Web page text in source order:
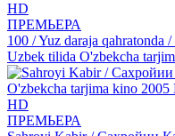
HD
ПРЕМЬЕРА
100 / Yuz daraja qahratonda
Uzbek tilida O'zbekcha
HD
ПРЕМЬЕРА